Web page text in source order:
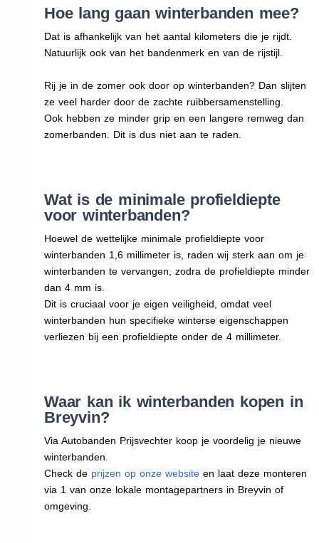
Hoe lang gaan winterbanden mee?
Dat is afhankelijk van het aantal kilometers die je rijdt.
Natuurlijk ook van het bandenmerk en van de rijstijl.
Rij je in de zomer ook door op winterbanden? Dan slijten
ze veel harder door de zachte ruibbersamenstelling.
Ook hebben ze minder grip en een langere remweg dan
zomerbanden. Dit is dus niet aan te raden.
Wat is de minimale profieldiepte
voor winterbanden?
Hoewel de wettelijke minimale profieldiepte voor
winterbanden 1,6 millimeter is, raden wij sterk aan om je
winterbanden te vervangen, zodra de profieldiepte minder
dan 4 mm is.
Dit is cruciaal voor je eigen veiligheid, omdat veel
winterbanden hun specifieke winterse eigenschappen
verliezen bij een profieldiepte onder de 4 millimeter.
Waar kan ik winterbanden kopen in
Breyvin?
Via Autobanden Prijsvechter koop je voordelig je nieuwe
winterbanden.
Check de prijzen op onze websiteen laat deze monteren
via 1 van onze lokale montagepartners in Breyvin of
omgeving.